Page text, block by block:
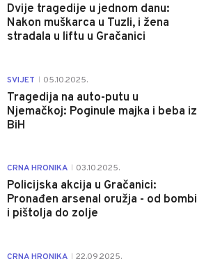
Dvije tragedije u jednom danu:
Nakon muškarca u Tuzli, i žena
stradala u liftu u Gračanici
SVIJET 05.10.2025.
Tragedija na auto-putu u
Njemačkoj: Poginule majka i beba iz
BiH
CRNA HRONIKA 03.10.2025.
Policijska akcija u Gračanici:
Pronađen arsenal oružja - od bombi
i pištolja do zolje
CRNA HRONIKA 22.09.2025.